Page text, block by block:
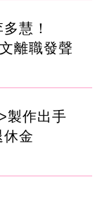
慧！
離職發聲
製作出手
休金